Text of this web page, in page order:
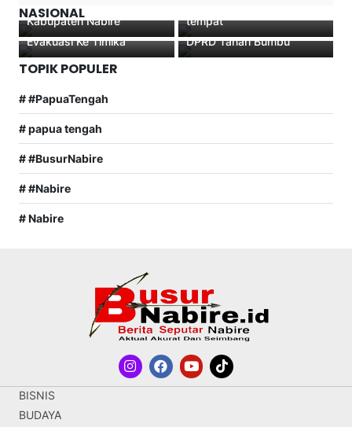
NASIONAL
Kabupaten Nabire
tempat
11 Korban Penembakan
KKB Telah Berhasil di
Evakuasi Ke Timika
Penghargaan Dari Ketua
DPRD Tanah Bumbu
TOPIK POPULER
# #PapuaTengah
# papua tengah
# #BusurNabire
# #Nabire
# Nabire
BISNIS
BUDAYA